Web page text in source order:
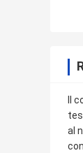
Il
al